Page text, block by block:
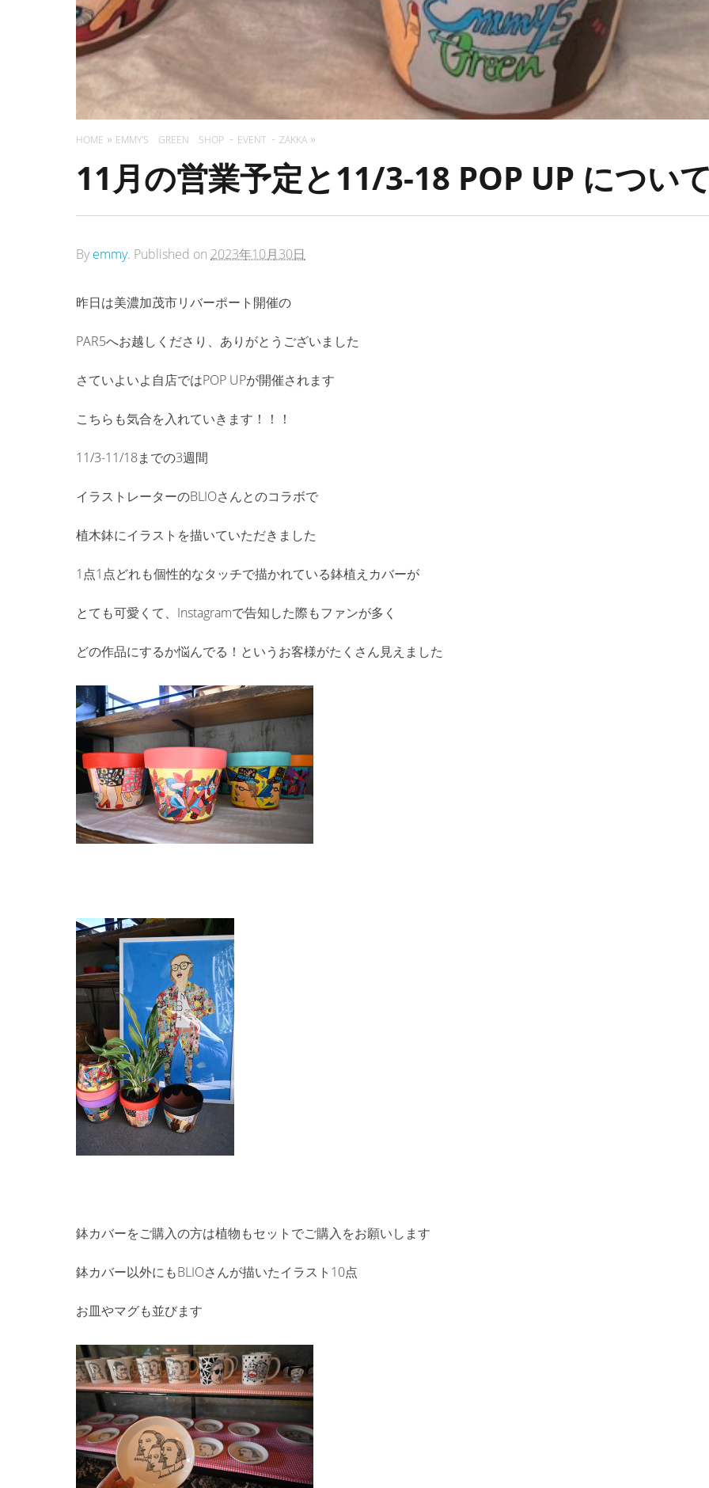
HOME EMMY'S GREEN SHOP EVENT ZAKKA
11月の営業予定と11/3-18 POP UP につい
By emmy. Published on 2023年10月30日
昨日は美濃加茂市リバーポート開催の
PAR5へお越しくださり、ありがとうございました
さていよいよ自店ではPOP UPが開催されます
こちらも気合を入れていきます！！！
11/3-11/18までの3週間
イラストレーターのBLIOさんとのコラボで
植木鉢にイラストを描いていただきました
1点1点どれも個性的なタッチで描かれている鉢植えカバーが
とても可愛くて、Instagramで告知した際もファンが多く
どの作品にするか悩んでる！というお客様がたくさん見えました
鉢カバーをご購入の方は植物もセットでご購入をお願いします
鉢カバー以外にもBLIOさんが描いたイラスト10点
お皿やマグも並びます